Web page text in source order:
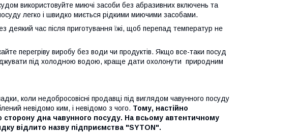
використовуйте миючі засоби без абразивних включень та
легко і швидко миється рідкими миючими засобами.
деякий час після приготування їжі, щоб перепад температур не
перегріву виробу без води чи продуктів. Якщо все-таки посуд
під холодною водою, краще дати охолонути природним
коли недобросовісні продавці під виглядом чавунного посуду
невідомо ким, і невідомо з чого. Тому, настійно
дна чавунного посуду. На всьому автентичному
відлито назву підприємства "SYTON".